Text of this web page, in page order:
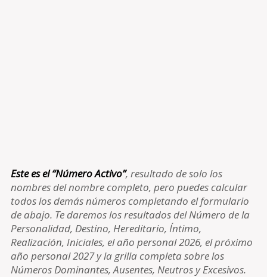
Este es el “Número Activo”, resultado de solo los
nombres del nombre completo, pero puedes calcular
todos los demás números completando el formulario
de abajo. Te daremos los resultados del Número de la
Personalidad, Destino, Hereditario, Íntimo,
Realización, Iniciales, el año personal 2026, el próximo
año personal 2027 y la grilla completa sobre los
Números Dominantes, Ausentes, Neutros y Excesivos.